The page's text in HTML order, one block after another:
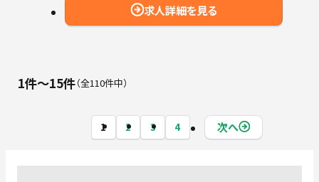
求人詳細を見る
1 2 3 4 次へ
1件〜15件 全110件中